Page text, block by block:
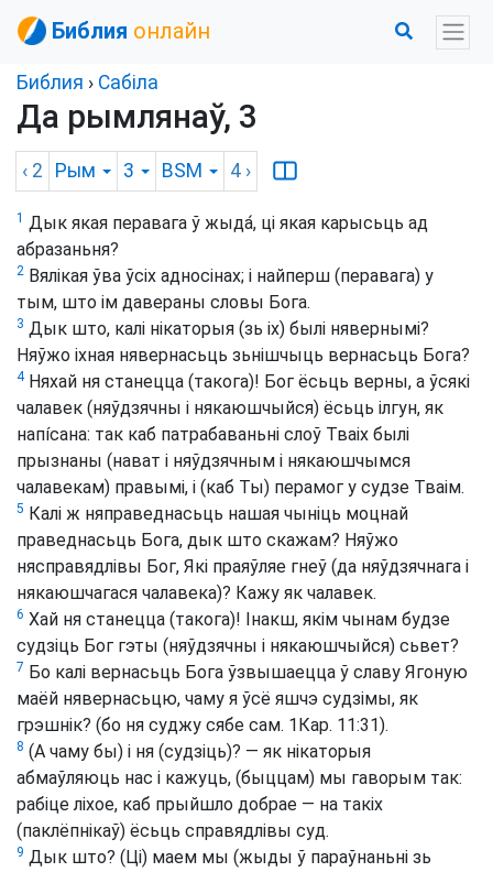
Библия онлайн
Библия › Сабіла
Да рымлянаў, 3
‹ 2 Рым 3 BSM 4 ›
1 Дык якая перавага ў жыда́, ці якая карысьць ад
абразаньня?
2 Вялікая ўва ўсіх адносінах; і найперш (перавага) у
тым, што ім давераны словы Бога.
3 Дык што, калі нікаторыя (зь іх) былі нявернымі?
Няўжо іхная нявернасьць зьнішчыць вернасьць Бога?
4Няхай ня станецца (такога)! Бог ёсьць верны, а ўсякі
чалавек (няўдзячны і някаюшчыйся) ёсьць ілгун, як
напíсана: так каб патрабаваньні слоў Тваіх былі
прызнаны (нават і няўдзячным і някаюшчымся
чалавекам) правымі, і (каб Ты) перамог у судзе Тваім.
5 Калі ж няправеднасьць нашая чыніць моцнай
праведнасьць Бога, дык што скажам? Няўжо
нясправядлівы Бог, Які праяўляе гнеў (да няўдзячнага і
някаюшчагася чалавека)? Кажу як чалавек.
6 Хай ня станецца (такога)! Інакш, якім чынам будзе
судзіць Бог гэты (няўдзячны і някаюшчыйся) сьвет?
7 Бо калі вернасьць Бога ўзвышаецца ў славу Ягоную
маёй нявернасьцю, чаму я ўсё яшчэ судзімы, як
грэшнік? (бо ня суджу сябе сам. 1Кар. 11:31).
8 (А чаму бы) і ня (судзіць)? — як нікаторыя
абмаўляюць нас і кажуць, (быццам) мы гаворым так:
рабіце ліхое, каб прыйшло добрае — на такіх
(паклёпнікаў) ёсьць справядлівы суд.
9 Дык што? (Ці) маем мы (жыды ў параўнаньні зь